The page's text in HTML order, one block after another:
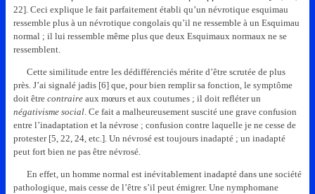
22]. Ceci explique le fait parfaitement établi qu’un névrotique esquimau
ressemble plus à un névrotique congolais qu’il ne ressemble à un Esquimau
normal ; il lui ressemble même plus que deux Esquimaux normaux ne se
ressemblent.
Cette similitude entre les dédifférenciés mérite d’être scrutée de plus
près. J’ai signalé jadis [6] que, pour bien remplir sa fonction, le symptôme
doit être contraireaux mœurs et aux coutumes ; il doit refléter un
négativisme social. Ce fait a malheureusement suscité une grave confusion
entre l’inadaptation et la névrose ; confusion contre laquelle je ne cesse de
protester [5, 22, 24, etc.]. Un névrosé est toujours inadapté ; un inadapté
peut fort bien ne pas être névrosé.
En effet, un homme normal est inévitablement inadapté dans une société
pathologique, mais cesse de l’être s’il peut émigrer. Une nymphomane